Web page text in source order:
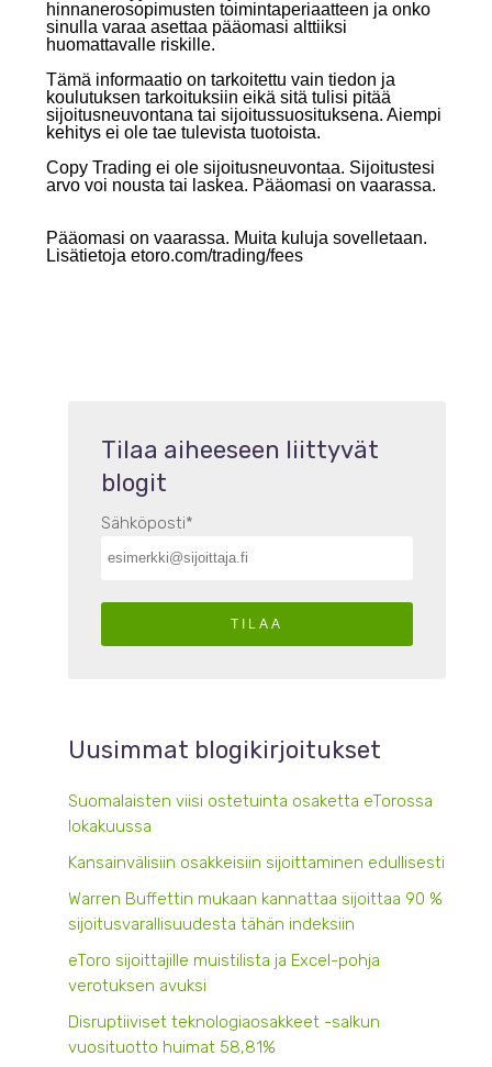
hinnanerosopimusten toimintaperiaatteen ja onko
sinulla varaa asettaa pääomasi alttiiksi
huomattavalle riskille.
Tämä informaatio on tarkoitettu vain tiedon ja
koulutuksen tarkoituksiin eikä sitä tulisi pitää
sijoitusneuvontana tai sijoitussuosituksena. Aiempi
kehitys ei ole tae tulevista tuotoista.
Copy Trading ei ole sijoitusneuvontaa. Sijoitustesi
arvo voi nousta tai laskea. Pääomasi on vaarassa.
Pääomasi on vaarassa. Muita kuluja sovelletaan.
Lisätietoja etoro.com/trading/fees
Tilaa aiheeseen liittyvät
blogit
Sähköposti*
Uusimmat blogikirjoitukset
Suomalaisten viisi ostetuinta osaketta eTorossa
lokakuussa
Kansainvälisiin osakkeisiin sijoittaminen edullisesti
Warren Buffettin mukaan kannattaa sijoittaa 90 %
sijoitusvarallisuudesta tähän indeksiin
eToro sijoittajille muistilista ja Excel-pohja
verotuksen avuksi
Disruptiiviset teknologiaosakkeet -salkun
vuosituotto huimat 58,81%